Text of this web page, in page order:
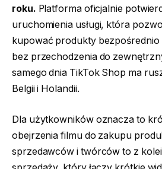
roku. Platforma oficjalnie
uruchomienia usługi, która
kupować produkty bezpośrednio
bez przechodzenia do
samego dnia TikTok Shop ma
Belgii i Holandii.
Dla użytkowników oznacza to
obejrzenia filmu do zakupu
sprzedawców i twórców to z